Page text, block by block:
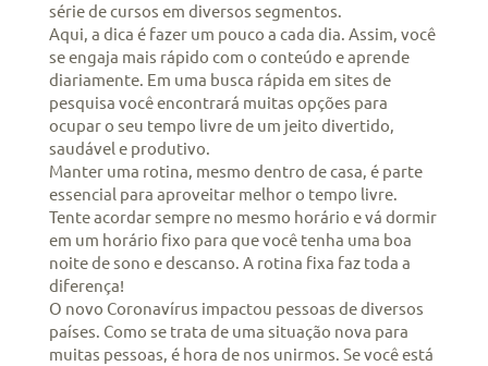
série de cursos em diversos segmentos.
Aqui, a dica é fazer um pouco a cada dia. Assim, você
se engaja mais rápido com o conteúdo e aprende
diariamente. Em uma busca rápida em sites de
pesquisa você encontrará muitas opções para
ocupar o seu tempo livre de um jeito divertido,
saudável e produtivo.
Manter uma rotina, mesmo dentro de casa, é parte
essencial para aproveitar melhor o tempo livre.
Tente acordar sempre no mesmo horário e vá dormir
em um horário fixo para que você tenha uma boa
noite de sono e descanso. A rotina fixa faz toda a
diferença!
O novo Coronavírus impactou pessoas de diversos
países. Como se trata de uma situação nova para
muitas pessoas, é hora de nos unirmos. Se você está